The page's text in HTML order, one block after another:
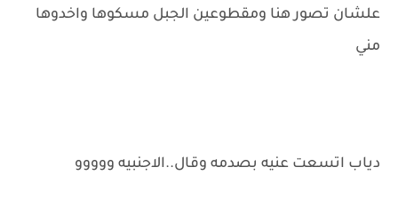
علشان تصور هنا ومقطوعين الجبل مسكوها واخدوها
مني
دياب اتسعت عنيه بصدمه وقال..الاجنبيه ووووو